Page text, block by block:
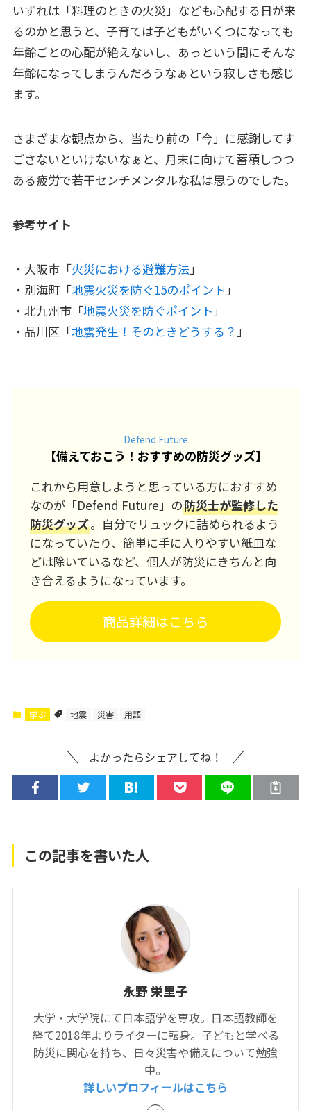
いずれは「料理のときの火災」なども心配する日が来
るのかと思うと、子育ては子どもがいくつになっても
年齢ごとの心配が絶えないし、あっという間にそんな
年齢になってしまうんだろうなぁという寂しさも感じ
ます。
さまざまな観点から、当たり前の「今」に感謝してす
ごさないといけないなぁと、月末に向けて蓄積しつつ
ある疲労で若干センチメンタルな私は思うのでした。
参考サイト
・大阪市「火災における避難方法 」
・別海町「地震火災を防ぐ15のポイント 」
・北九州市「地震火災を防ぐポイント 」
・品川区「地震発生！そのときどうする？ 」
Defend Future
【備えておこう！おすすめの防災グッズ】
これから用意しようと思っている方におすすめ
なのが「Defend Future」の防災士が監修した
防災グッズ。自分でリュックに詰められるよう
になっていたり、簡単に手に入りやすい紙皿な
どは除いているなど、個人が防災にきちんと向
き合えるようになっています。
商品詳細はこちら
学ぶ 地震 災害 用語
よかったらシェアしてね！
この記事を書いた人
永野 栄里子
大学・大学院にて日本語学を専攻。日本語教師を
経て2018年よりライターに転身。子どもと学べる
防災に関心を持ち、日々災害や備えについて勉強
中。
詳しいプロフィールはこちら